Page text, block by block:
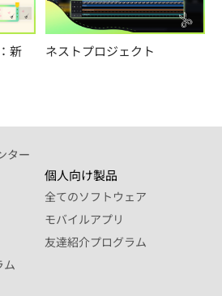
新
ネストプロジェクト
ター
ム
個人向け製品
全てのソフトウェア
モバイルアプリ
友達紹介プログラム